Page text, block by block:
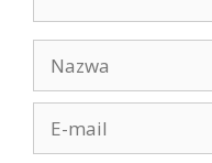
mail